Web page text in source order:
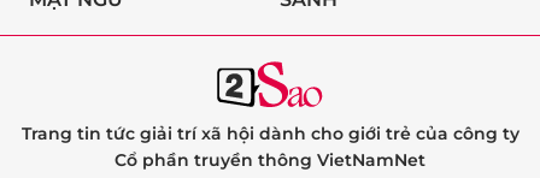
Trang tin tức giải trí xã hội dành cho giới trẻ của công ty
Cổ phần truyền thông VietNamNet